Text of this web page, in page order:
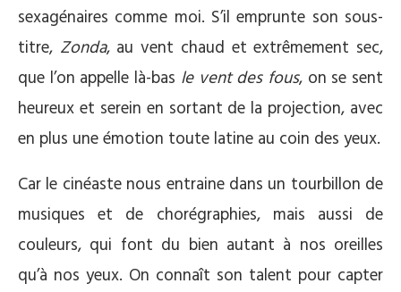
sexagénaires comme moi. S’il emprunte son sous-
titre, Zonda, au vent chaud et extrêmement sec,
que l’on appelle là-bas le vent des fous, on se sent
heureux et serein en sortant de la projection, avec
en plus une émotion toute latine au coin des yeux.
Car le cinéaste nous entraine dans un tourbillon de
musiques et de chorégraphies, mais aussi de
couleurs, qui font du bien autant à nos oreilles
qu’à nos yeux. On connaît son talent pour capter